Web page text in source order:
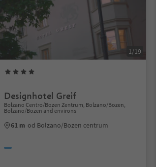
1/19
Designhotel Greif
Bolzano Centro/Bozen Zentrum, Bolzano/Bozen,
Bolzano/Bozen and environs
61 m od Bolzano/Bozen centrum